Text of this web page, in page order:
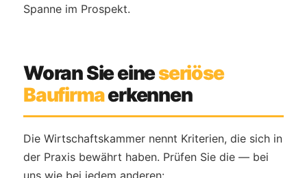
Spanne im Prospekt.
Woran Sie eineseriöse
Baufirmaerkennen
Die Wirtschaftskammer nennt Kriterien, die sich in
der Praxis bewährt haben. Prüfen Sie die — bei
uns wie bei jedem anderen: